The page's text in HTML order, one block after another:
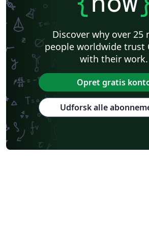
Discover why over 25
people worldwide trust
with their work.
Opret gratis
Udforsk alle